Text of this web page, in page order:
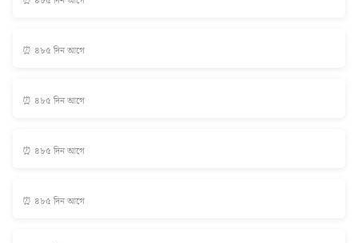
⏰ ৪৮৫ দিন আগে
⏰ ৪৮৫ দিন আগে
⏰ ৪৮৫ দিন আগে
⏰ ৪৮৫ দিন আগে